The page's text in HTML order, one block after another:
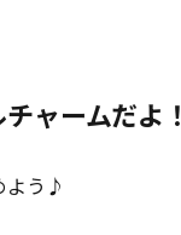
ャームだよ！
よう♪